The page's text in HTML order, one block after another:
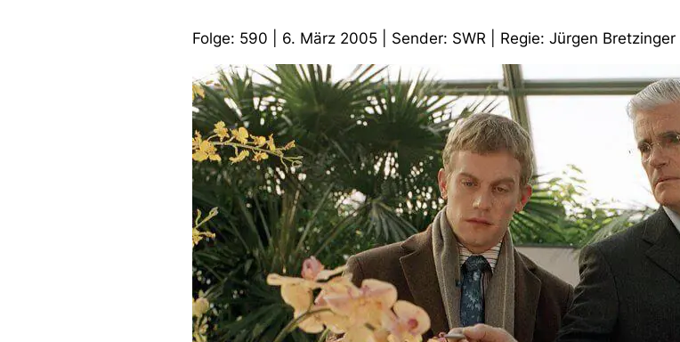
Folge: 590 | 6. März 2005 | Sender: SWR | Regie: Jürgen Bretzinger